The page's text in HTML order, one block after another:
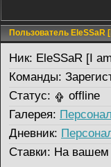
Пользователь EleSSaR
Ник: EleSSaR [I
Команды:
Статус:
offline
Галерея:
Дневник:
Ставки: На вашем